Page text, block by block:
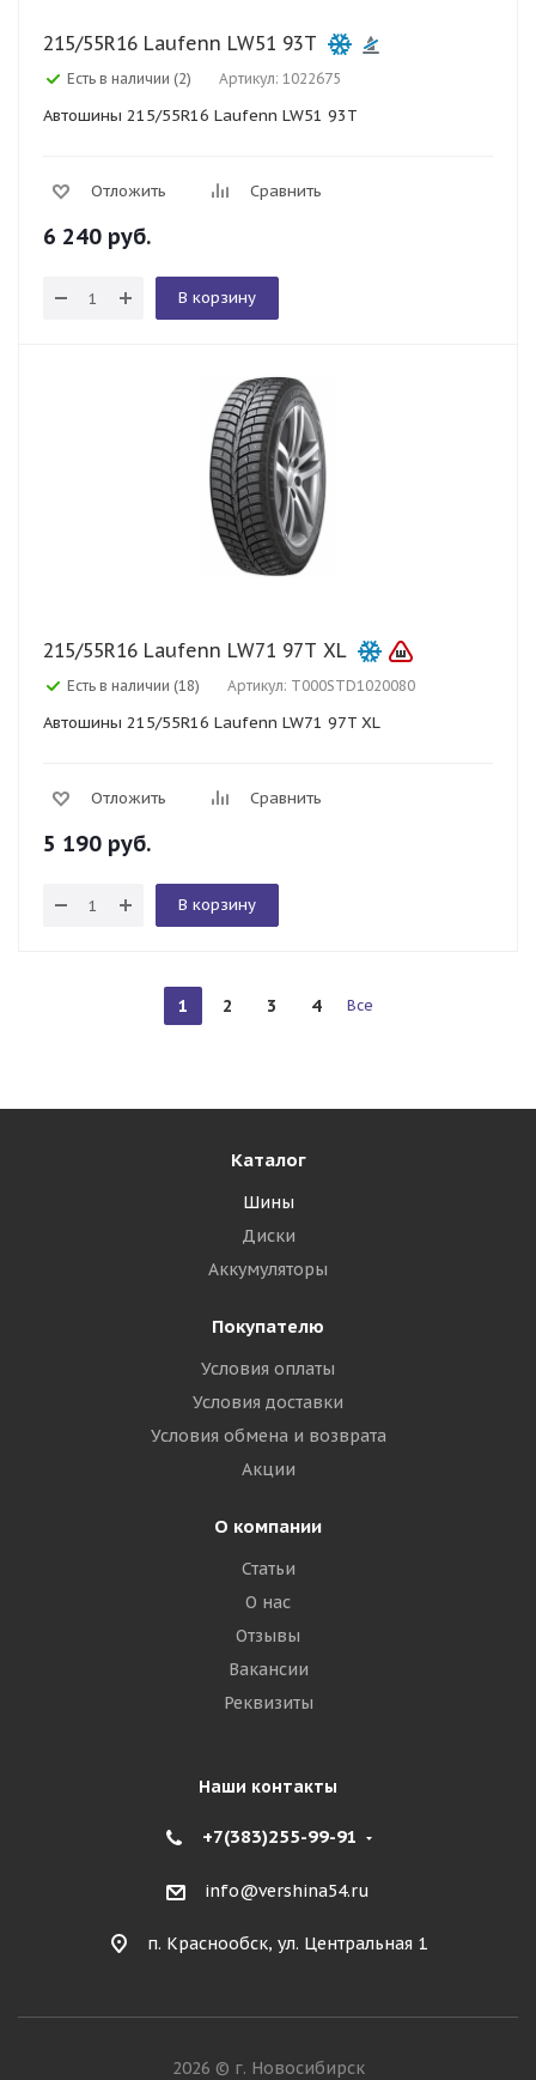
215/55R16 Laufenn LW51 93T
Есть в наличии (2) Артикул: 1022675
Автошины 215/55R16 Laufenn LW51 93T
Отложить Сравнить
6 240 руб.
В корзину
215/55R16 Laufenn LW71 97T XL
Есть в наличии (18) Артикул: T000STD1020080
Автошины 215/55R16 Laufenn LW71 97T XL
Отложить Сравнить
5 190 руб.
В корзину
1 2 3 4 Все
Каталог
Шины
Диски
Аккумуляторы
Покупателю
Условия оплаты
Условия доставки
Условия обмена и возврата
Акции
О компании
Статьи
О нас
Отзывы
Вакансии
Реквизиты
Наши контакты
+7(383)255-99-91
info@vershina54.ru
п. Краснообск, ул. Центральная 1
2026 © г. Новосибирск